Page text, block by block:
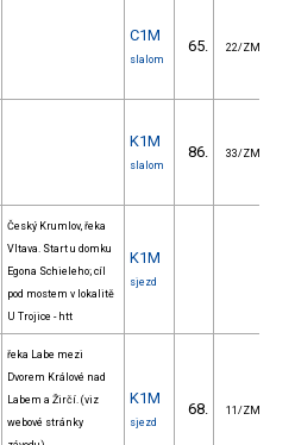
C1M
slalom
65. 22/ZM
K1M
slalom
86. 33/ZM
Český Krumlov, řeka
Vltava. Start u domku
Egona Schieleho; cíl
pod mostem v lokalitě
U Trojice - htt
K1M
sjezd
řeka Labe mezi
Dvorem Králové nad
Labem a Žirčí. (viz
webové stránky
K1M
sjezd
68. 11/ZM